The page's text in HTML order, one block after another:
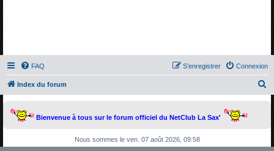
FAQ Connexion
S’enregistrer
Index du forum
Bienvenue à tous sur le forum officiel du NetClub La Sax'
Nous sommes le ven. 07 août 2026, 09:58